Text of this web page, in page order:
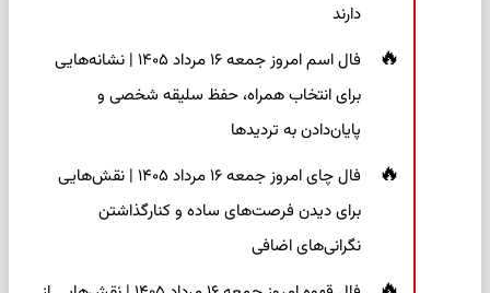
دارند
فال اسم امروز جمعه ۱۶ مرداد ۱۴۰۵ | نشانه‌هایی
برای انتخاب همراه، حفظ سلیقه شخصی و
پایان‌دادن به تردیدها
فال چای امروز جمعه ۱۶ مرداد ۱۴۰۵ | نقش‌هایی
برای دیدن فرصت‌های ساده و کنارگذاشتن
نگرانی‌های اضافی